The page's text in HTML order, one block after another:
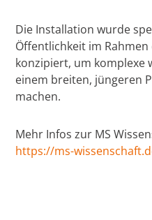
Die Installation wurde
Öffentlichkeit im
konzipiert, um komplexe
einem breiten, jüngeren
machen.
Mehr Infos zur MS
https://ms-